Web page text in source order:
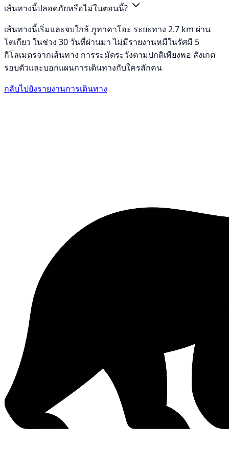
เส้นทางนี้ปลอดภัยหรือไม่ในตอนนี้?
เส้นทางนี้เริ่มและจบใกล้ ภูทาคาโอะ ระยะทาง 2.7 km ผ่าน
โตเกียว ในช่วง 30 วันที่ผ่านมา ไม่มีรายงานหมีในรัศมี 5
กิโลเมตรจากเส้นทาง การระมัดระวังตามปกติเพียงพอ สังเกต
รอบตัวและบอกแผนการเดินทางกับใครสักคน
กลับไปยังรายงานการเดินทาง